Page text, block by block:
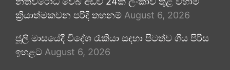
ක්‍රියාත්මකවන පරිදි තහනම් August 6, 2026
ජූලි මාසයේදී විදේශ රැකියා සඳහා පිටත්ව ගිය පිරිස
ඉහළට August 6, 2026